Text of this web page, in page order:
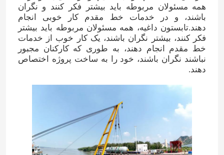
ارسال
همه مسئولان مربوطه باید بیشتر فکر کنند و نگران
باشند، و در خدمات خط مقدم کار خوبی انجام
دهند.تابستون داغيه، همه مسئولان مربوطه باید بیشتر
فکر کنند، بیشتر نگران باشند، یک کار خوب از خدمات
خط مقدم انجام دهند، به طوری که کارکنان مجبور
نباشند نگران باشند، خود را به ساخت پروژه اختصاص
دهند.